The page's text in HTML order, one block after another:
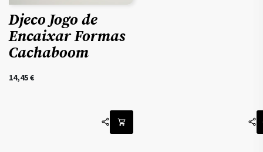
Djeco Jogo de
Encaixar Formas
Cachaboom
14,45€